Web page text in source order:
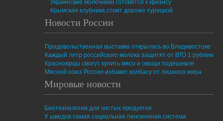
Украинские молочники готовятся к кризису
Крымская клубника стоит дороже турецкой
Новости России
Продовольственная выставка открылась во Владивостоке
Каждый литр российского молока защитят от ВТО 1 рублем
Красноярцы смогут купить мясо и овощи подешевле
Мясной союз России избавит колбасу от лишнего жира
Мировые новости
Биотехнологии для чистых продуктов
У шведов самая социальная пенсионная система